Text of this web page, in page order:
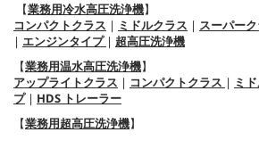
【業務用冷水高圧洗浄機】
コンパクトクラス | ミドルクラス | スーパー
| エンジンタイプ | 超高圧洗浄機
【業務用温水高圧洗浄機】
アップライトクラス | コンパクトクラス | ミ
プ| HDS トレーラー
【業務用超高圧洗浄機】